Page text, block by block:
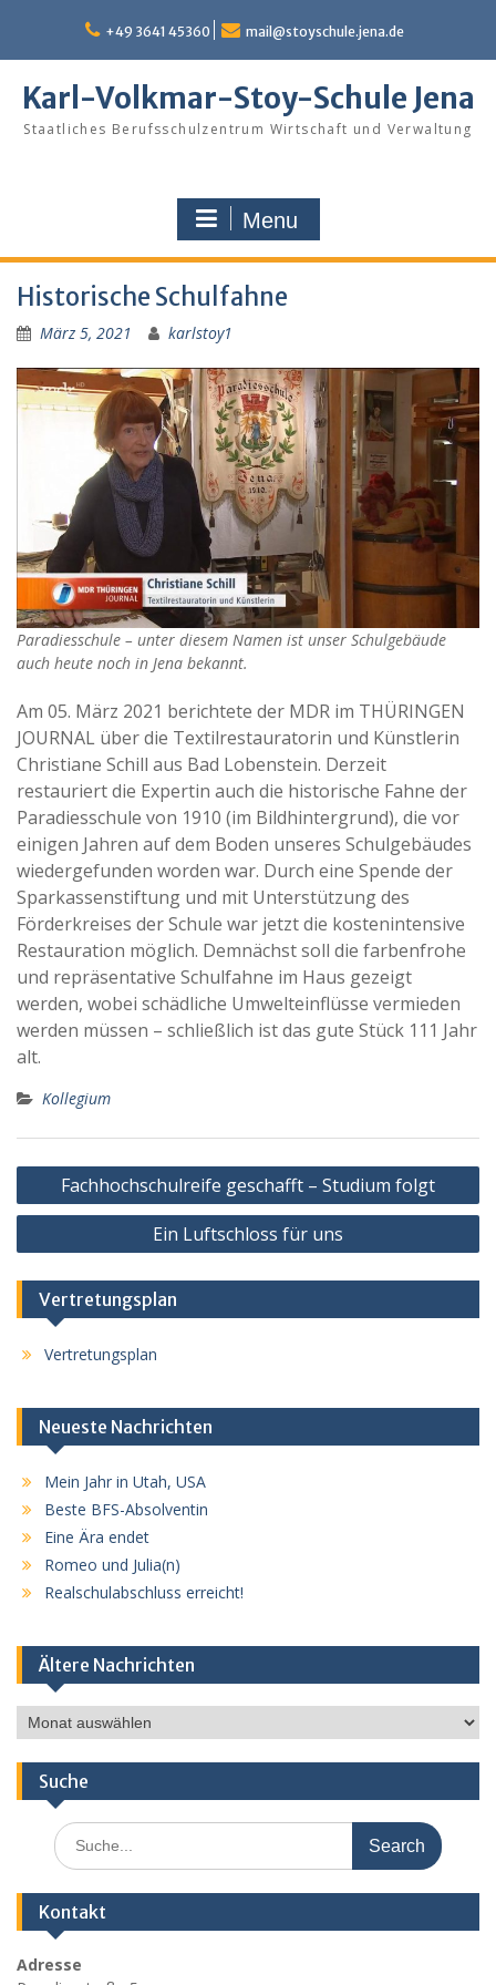
content
+49 3641 45360 mail@stoyschule.jena.de
Karl-Volkmar-Stoy-Schule Jena
Staatliches Berufsschulzentrum Wirtschaft und Verwaltung
Menu
Historische Schulfahne
März 5, 2021 karlstoy1
Paradiesschule – unter diesem Namen ist unser Schulgebäude
auch heute noch in Jena bekannt.
Am 05. März 2021 berichtete der MDR im THÜRINGEN
JOURNAL über die Textilrestauratorin und Künstlerin
Christiane Schill aus Bad Lobenstein. Derzeit
restauriert die Expertin auch die historische Fahne der
Paradiesschule von 1910 (im Bildhintergrund), die vor
einigen Jahren auf dem Boden unseres Schulgebäudes
wiedergefunden worden war. Durch eine Spende der
Sparkassenstiftung und mit Unterstützung des
Förderkreises der Schule war jetzt die kostenintensive
Restauration möglich. Demnächst soll die farbenfrohe
und repräsentative Schulfahne im Haus gezeigt
werden, wobei schädliche Umwelteinflüsse vermieden
werden müssen – schließlich ist das gute Stück 111 Jahr
alt.
Kollegium
Beitragsnavigation
Fachhochschulreife geschafft – Studium folgt
Ein Luftschloss für uns
Vertretungsplan
Vertretungsplan
Neueste Nachrichten
Mein Jahr in Utah, USA
Beste BFS-Absolventin
Eine Ära endet
Romeo und Julia(n)
Realschulabschluss erreicht!
Ältere Nachrichten
Ältere
Nachrichten
Suche
Search
for:
Kontakt
Adresse